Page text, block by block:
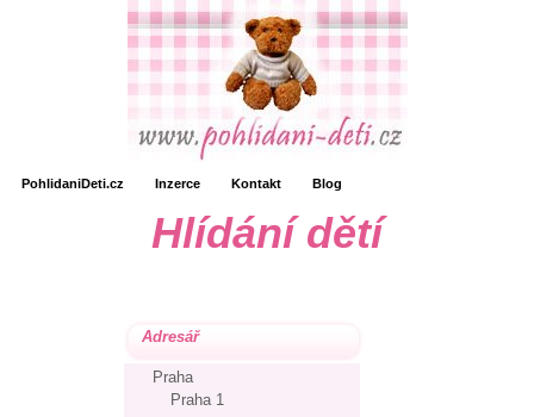
PohlidaniDeti.cz Inzerce Kontakt Blog
Hlídání dětí
Adresář
Praha
Praha 1